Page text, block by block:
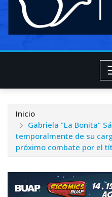
Inicio
Gabriela “La Bonita”
temporalmente de su
próximo combate por el